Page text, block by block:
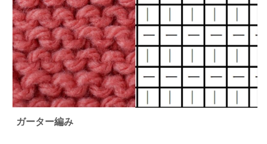
ガーター編み